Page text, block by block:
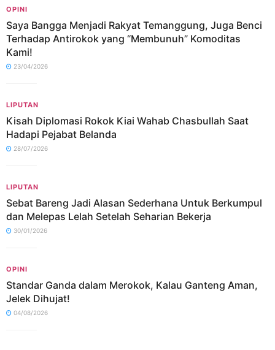
OPINI
Saya Bangga Menjadi Rakyat Temanggung, Juga Benci
Terhadap Antirokok yang “Membunuh” Komoditas
Kami!
23/04/2026
LIPUTAN
Kisah Diplomasi Rokok Kiai Wahab Chasbullah Saat
Hadapi Pejabat Belanda
28/07/2026
LIPUTAN
Sebat Bareng Jadi Alasan Sederhana Untuk Berkumpul
dan Melepas Lelah Setelah Seharian Bekerja
30/01/2026
OPINI
Standar Ganda dalam Merokok, Kalau Ganteng Aman,
Jelek Dihujat!
04/08/2026